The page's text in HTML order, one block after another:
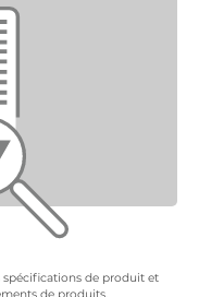
spécifications de produit et